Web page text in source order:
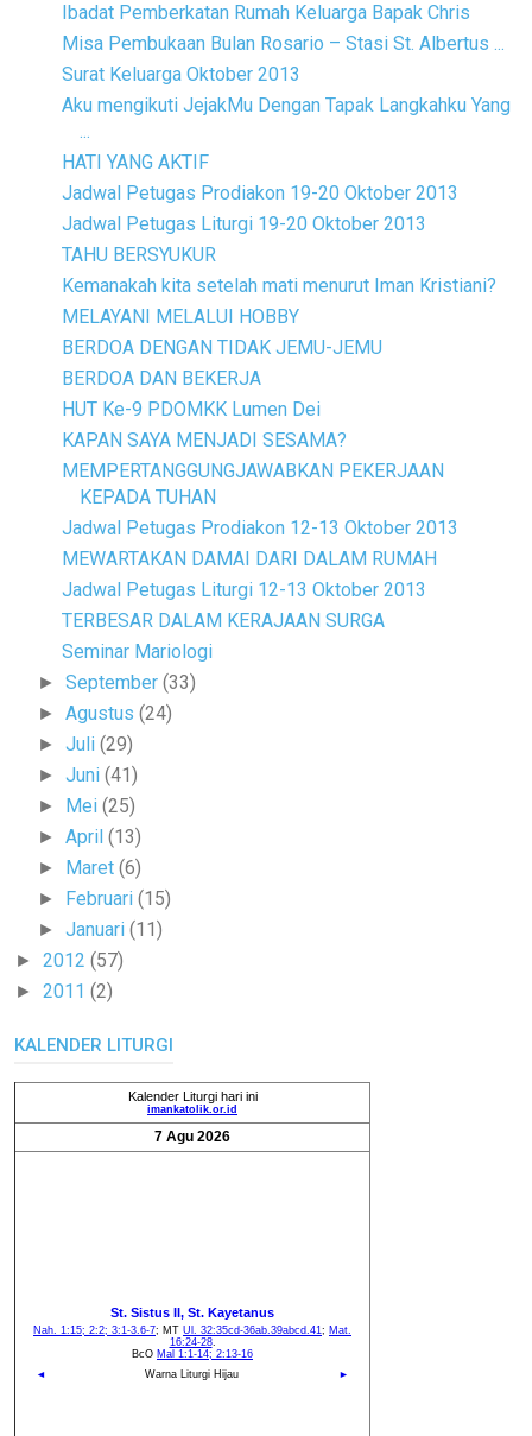
Ibadat Pemberkatan Rumah Keluarga Bapak Chris
Misa Pembukaan Bulan Rosario – Stasi St. Albertus ...
Surat Keluarga Oktober 2013
Aku mengikuti JejakMu Dengan Tapak Langkahku Yang
...
HATI YANG AKTIF
Jadwal Petugas Prodiakon 19-20 Oktober 2013
Jadwal Petugas Liturgi 19-20 Oktober 2013
TAHU BERSYUKUR
Kemanakah kita setelah mati menurut Iman Kristiani?
MELAYANI MELALUI HOBBY
BERDOA DENGAN TIDAK JEMU-JEMU
BERDOA DAN BEKERJA
HUT Ke-9 PDOMKK Lumen Dei
KAPAN SAYA MENJADI SESAMA?
MEMPERTANGGUNGJAWABKAN PEKERJAAN
KEPADA TUHAN
Jadwal Petugas Prodiakon 12-13 Oktober 2013
MEWARTAKAN DAMAI DARI DALAM RUMAH
Jadwal Petugas Liturgi 12-13 Oktober 2013
TERBESAR DALAM KERAJAAN SURGA
Seminar Mariologi
►September(33)
►Agustus(24)
►Juli(29)
►Juni(41)
► Mei(25)
►April(13)
► Maret(6)
► Februari(15)
►Januari(11)
► 2012 (57)
► 2011 (2)
KALENDER LITURGI